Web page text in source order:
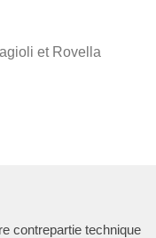
et Rovella
contrepartie technique